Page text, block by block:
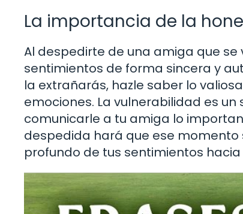
La importancia de la
Al despedirte de una amiga que
sentimientos de forma sincera y
la extrañarás, hazle saber lo
emociones. La vulnerabilidad es
comunicarle a tu amiga lo
despedida hará que ese
profundo de tus sentimientos hacia